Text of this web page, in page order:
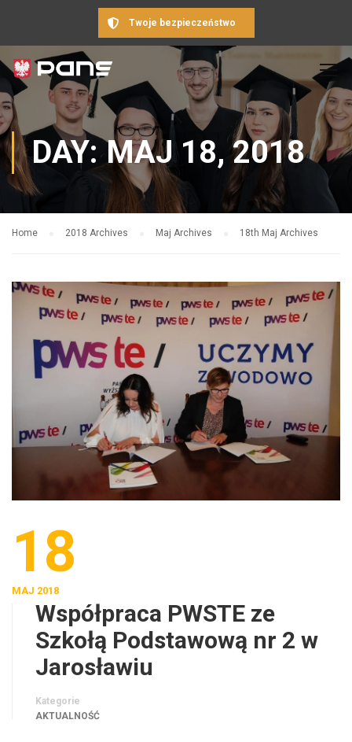
Twoje bezpieczeństwo
DAY: MAJ 18, 2018
Home 2018 Archives Maj Archives 18th Maj Archives
18
MAJ 2018
Współpraca PWSTE ze
Szkołą Podstawową nr 2 w
Jarosławiu
Kategorie
AKTUALNOŚĆ